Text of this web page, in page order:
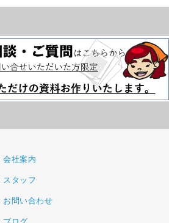
会社案内
スタッフ
お問い合わせ